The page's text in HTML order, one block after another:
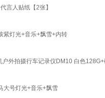
言人贴纸【2张】
紫灯光+音乐+飘雪+内转
外拍摄行车记录仪DM10 白色128G+
大号灯光+音乐+飘雪